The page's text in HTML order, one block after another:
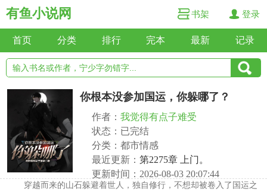
有鱼小说网 书架 登录
首页 分类 排行 完本 最新 记录
你根本没参加国运，你躲哪了？
作者： 我觉得有点子难受
状态：已完结
分类：都市情感
最近更新： 第2275章 上门。
更新时间：2026-08-03 20:07:44
穿越而来的山石躲避着世人，独自修行，不想却被卷入了国运之